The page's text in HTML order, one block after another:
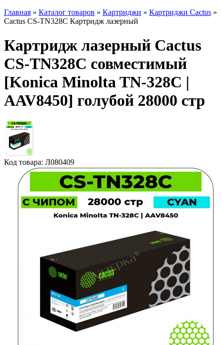
Главная » Каталог товаров » Картриджи » Картриджи Cactus »
Cactus CS-TN328C Картридж лазерный
Картридж лазерный Cactus
CS-TN328C совместимый
[Konica Minolta TN-328C |
AAV8450] голубой 28000 стр
Код товара: Л080409